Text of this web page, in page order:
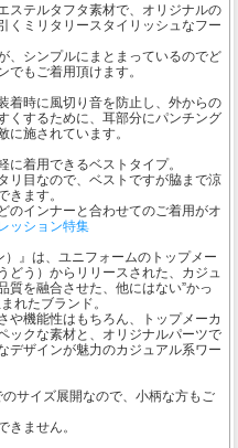
ステルタフタ素材で、オリジナルの
くミリタリースタイリッシュなフー
、シンプルにまとまっているのでど
でもご着用頂けます。
着時に風切り音を防止し、外からの
くするために、耳部分にパンチング
に施されています。
に着用できるベストタイプ。
リ目なので、ベストですが脇まで涼
きます。
のインナーと合わせてのご着用がオ
ッション特集
）』は、ユニフォームのトップメー
どう）からリリースされた、カジュ
質を融合させた、他にはない”かっ
れたブランド。
や機能性はもちろん、トップメーカ
ックな素材と、オリジナルパーツで
デザインが魅力のカジュアル系ワー
サイズ展開なので、小柄な方もご
ません。